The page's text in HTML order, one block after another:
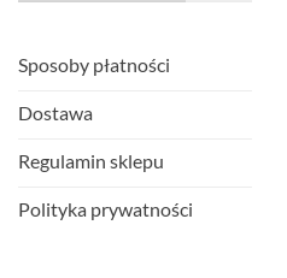
Sposoby płatności
Dostawa
Regulamin sklepu
Polityka prywatności